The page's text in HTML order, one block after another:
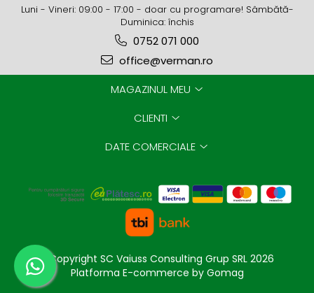
Luni - Vineri: 09:00 - 17:00 - doar cu programare! Sâmbătă-
Duminica: închis
0752 071 000
office@verman.ro
MAGAZINUL MEU
CLIENTI
DATE COMERCIALE
©Copyright SC Vaiuss Consulting Grup SRL 2026
Platforma E-commerce by Gomag